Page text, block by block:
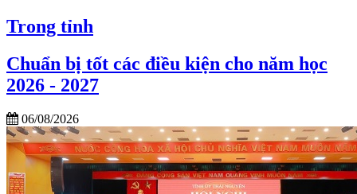
Trong tỉnh
Chuẩn bị tốt các điều kiện cho năm học
2026 - 2027
06/08/2026